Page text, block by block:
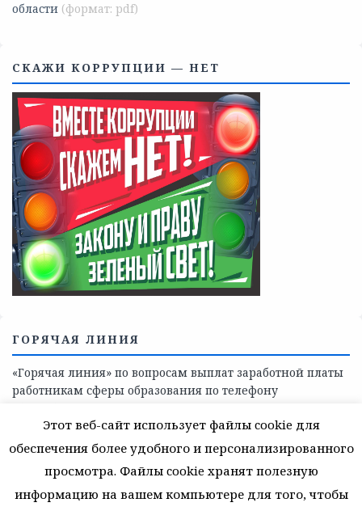
области
СКАЖИ КОРРУПЦИИ — НЕТ
ГОРЯЧАЯ ЛИНИЯ
«Горячая линия» по вопросам выплат заработной платы
работникам сферы образования по телефону
Этот веб-сайт использует файлы cookie для
обеспечения более удобного и персонализированного
просмотра. Файлы cookie хранят полезную
информацию на вашем компьютере для того, чтобы